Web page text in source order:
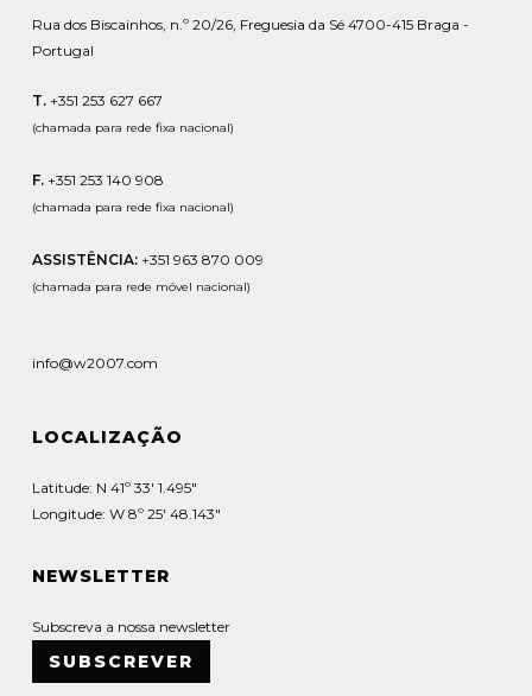
Rua dos Biscainhos, n.º 20/26, Freguesia da Sé 4700-415 Braga -
Portugal
T.+351 253 627 667
(chamada para rede fixa nacional)
F. +351 253 140 908
(chamada para rede fixa nacional)
ASSISTÊNCIA: +351 963 870 009
(chamada para rede móvel nacional)
info@w2007.com
LOCALIZAÇÃO
Latitude: N 41º 33' 1.495"
Longitude: W 8º 25' 48.143"
NEWSLETTER
Subscreva a nossa newsletter
SUBSCREVER